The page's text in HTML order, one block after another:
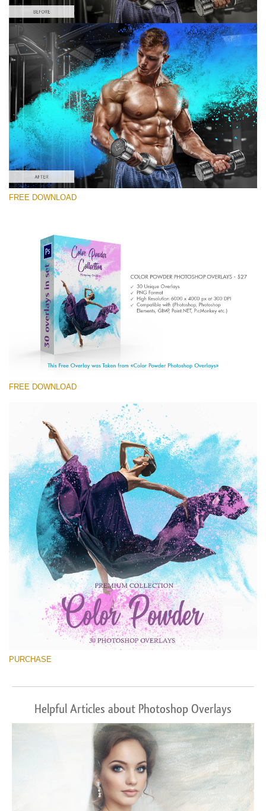
Kérlek, válassz
Free PNG Overlay #10
Small 800*533px
Color Powder
(30 Overlays)
Large 6000*4000px
Entire Collection
(1783 Overlays)
Large 6000*4000px
Ingyenes letöltés
FREE DOWNLOAD
FREE DOWNLOAD
PURCHASE
Helpful Articles about Photoshop Overlays